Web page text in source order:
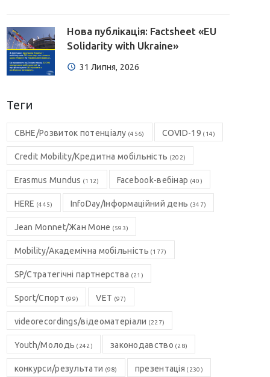
Нова публікація: Factsheet «EU
Solidarity with Ukraine»
31 Липня, 2026
Теги
CBHE/Розвиток потенціалу (456) COVID-19 (14)
Credit Mobility/Кредитна мобільність (202)
Erasmus Mundus (112) Facebook-вебінар (40)
HERE (445) InfoDay/Інформаційний день (347)
Jean Monnet/Жан Моне (593)
Mobility/Академічна мобільність (177)
SP/Стратегічні партнерства (21)
Sport/Спорт (99) VET (97)
videorecordings/відеоматеріали (227)
Youth/Молодь (242) законодавство (28)
конкурси/результати (98) презентація (230)